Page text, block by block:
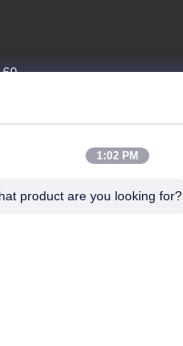
1:02 PM
product are you looking for?